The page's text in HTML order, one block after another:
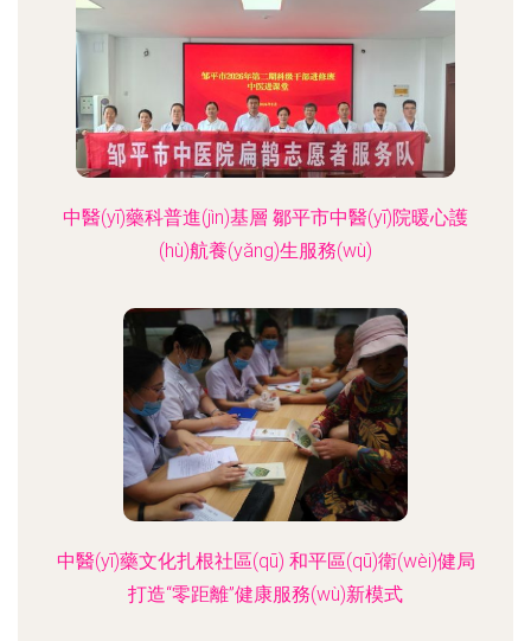
中醫(yī)藥科普進(jìn)基層 鄒平市中醫(yī)院暖心護
(hù)航養(yǎng)生服務(wù)
中醫(yī)藥文化扎根社區(qū) 和平區(qū)衛(wèi)健局
打造“零距離”健康服務(wù)新模式